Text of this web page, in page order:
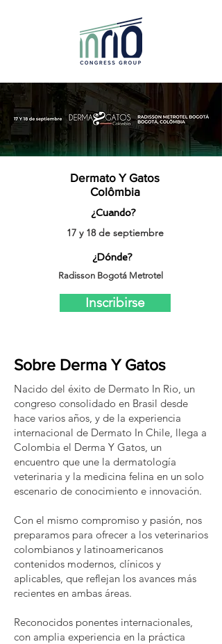
Dermato Y Gatos
Colômbia
¿Cuando?
17 y 18 de septiembre
¿Dónde?
Radisson Bogotá Metrotel
Inscribirse
Sobre Derma Y Gatos
Nacido del éxito de Dermato In Rio, un
congreso consolidado en Brasil desde
hace varios años, y de la experiencia
internacional de Dermato In Chile, llega a
Colombia el Derma Y Gatos, un
encuentro que une la dermatología
veterinaria y la medicina felina en un solo
escenario de conocimiento e innovación.
Con el mismo compromiso y pasión, nos
preparamos para ofrecer a los veterinarios
colombianos y latinoamericanos
contenidos modernos, clínicos y
aplicables, que reflejan los avances más
recientes en ambas áreas.
Reconocidos ponentes internacionales,
con amplia experiencia en la práctica